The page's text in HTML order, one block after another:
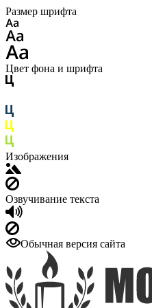
Размер шрифта
Цвет фона и шрифта
Изображения
Озвучивание текста
Обычная версия сайта